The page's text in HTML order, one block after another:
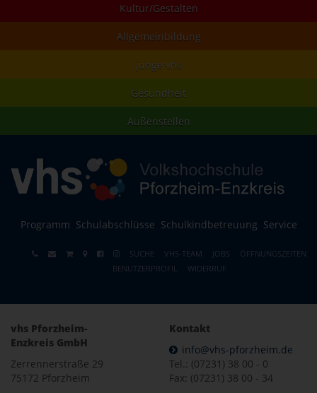
Kultur/Gestalten
Allgemeinbildung
junge vhs
Gesundheit
Außenstellen
Programm Schulabschlüsse Schulkindbetreuung Service
SUCHE VHS-TEAM JOBS
ÖFFNUNGSZEITEN
BENUTZERPROFIL
WIDERRUF
vhs Pforzheim-
Enzkreis GmbH
Zerrennerstraße 29
75172 Pforzheim
Kontakt
info@vhs-pforzheim.de
Tel.: (07231) 38 00 - 0
Fax: (07231) 38 00 - 34